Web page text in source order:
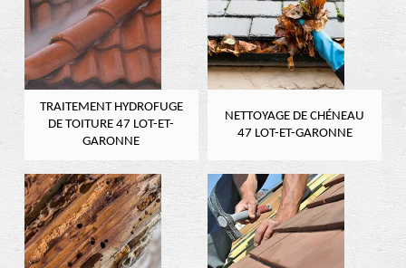
TRAITEMENT HYDROFUGE
DE TOITURE 47 LOT-ET-
GARONNE
NETTOYAGE DE CHÉNEAU
47 LOT-ET-GARONNE